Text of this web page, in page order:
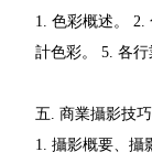
1. 色彩概述。 2.
計色彩。 5. 各行
五. 商業攝影技巧
1. 攝影概要、攝